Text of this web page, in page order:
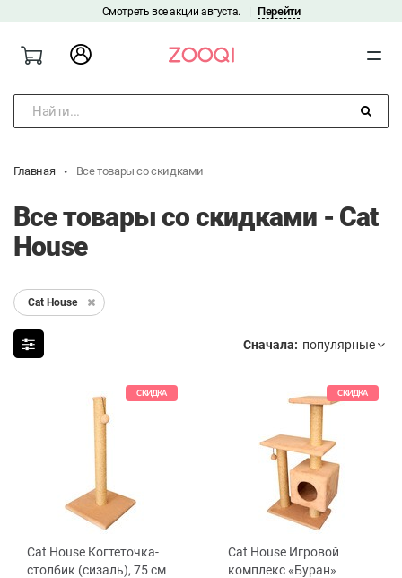
Смотреть все акции августа. Перейти
Найти...
Главная Все товары со скидками
Все товары со скидками - Cat
House
Cat House
Сначала:
СКИДКА
Cat House Когтеточка-
столбик (сизаль), 75 см
СКИДКА
Cat House Игровой
комплекс «Буран»